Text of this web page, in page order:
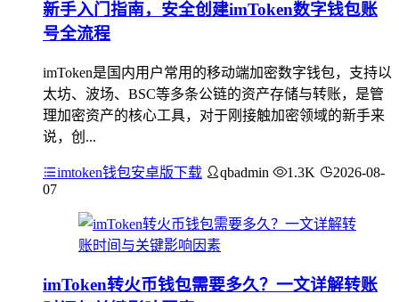
新手入门指南，安全创建imToken数字钱包账
号全流程
imToken是国内用户常用的移动端加密数字钱包，支持以
太坊、波场、BSC等多条公链的资产存储与转账，是管
理加密资产的核心工具，对于刚接触加密领域的新手来
说，创...
imtoken钱包安卓版下载 qbadmin 1.3K
2026-08-
07
imToken转火币钱包需要多久？一文详解转账